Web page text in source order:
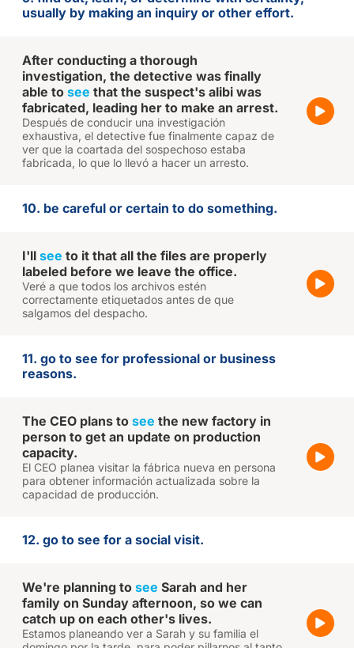
usually by making an inquiry or other effort.
After conducting a thorough
investigation, the detective was finally
able to see that the suspect's alibi was
fabricated, leading her to make an arrest.
Después de conducir una investigación
exhaustiva, el detective fue finalmente capaz de
ver que la coartada del sospechoso estaba
fabricada, lo que lo llevó a hacer un arresto.
10. be careful or certain to do something.
I'll see to it that all the files are properly
labeled before we leave the office.
Veré a que todos los archivos estén
correctamente etiquetados antes de que
salgamos del despacho.
11. go to see for professional or business
reasons.
The CEO plans to see the new factory in
person to get an update on production
capacity.
El CEO planea visitar la fábrica nueva en persona
para obtener información actualizada sobre la
capacidad de producción.
12. go to see for a social visit.
We're planning to see Sarah and her
family on Sunday afternoon, so we can
catch up on each other's lives.
Estamos planeando ver a Sarah y su familia el